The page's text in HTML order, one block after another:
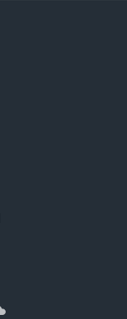
SoundCloud